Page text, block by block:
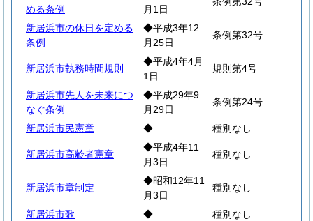
める条例
月1日
新居浜市の休日を定める
条例
◆平成3年12
月25日
条例第32号
新居浜市執務時間規則
◆平成4年4月
1日
規則第4号
新居浜市先人を未来につ
なぐ条例
◆平成29年9
月29日
条例第24号
新居浜市民憲章 ◆ 種別なし
新居浜市高齢者憲章
◆平成4年11
月3日
種別なし
新居浜市章制定
◆昭和12年11
月3日
種別なし
新居浜市歌 ◆
種別なし